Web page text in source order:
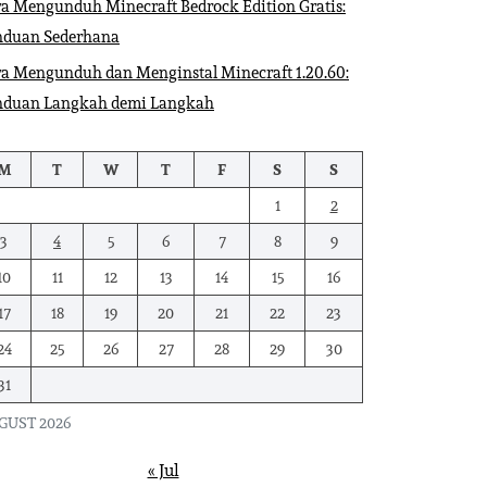
Mengunduh Minecraft Bedrock Edition Gratis:
Sederhana
Mengunduh dan Menginstal Minecraft 1.20.60:
Langkah demi Langkah
2026
T W T F S
S
1
2
3
4 5 6 7 8
9
11 12 13 14 15
16
18 19 20 21 22
23
25 26 27 28 29
30
« Jul